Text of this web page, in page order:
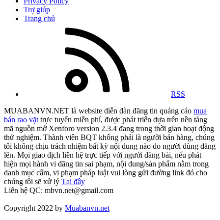
Trợ giúp
Trang chủ
RSS
MUABANVN.NET là website diễn đàn đăng tin quảng cáo mua
bán rao vặt trực tuyến miễn phí, được phát triển dựa trên nền tảng
mã nguồn mở Xenforo version 2.3.4 đang trong thời gian hoạt động
thử nghiệm. Thành viên BQT không phải là người bán hàng, chúng
tôi không chịu trách nhiệm bất kỳ nội dung nào do người dùng đăng
lên. Mọi giao dịch liên hệ trực tiếp với người đăng bài, nếu phát
hiện mọi hành vi đăng tin sai phạm, nội dung/sản phẩm nằm trong
danh mục cấm, vi phạm pháp luật vui lòng gửi đường link đó cho
chúng tôi sẽ xử lý Tại đây
Liên hệ QC: mbvn.net@gmail.com
Copyright 2022 by Muabanvn.net